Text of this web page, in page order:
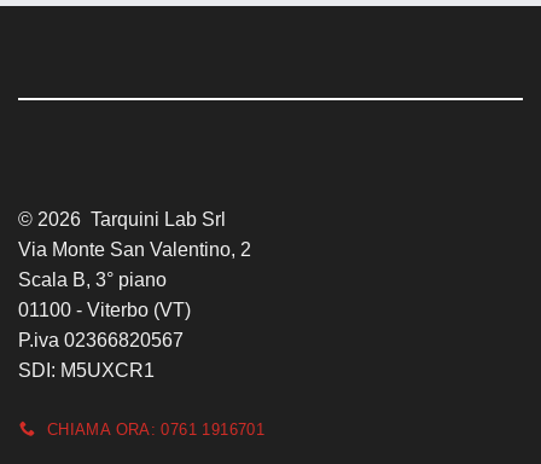
© 2026 Tarquini Lab Srl
Via Monte San Valentino, 2
Scala B, 3° piano
01100 - Viterbo (VT)
P.iva 02366820567
SDI: M5UXCR1
CHIAMA ORA: 0761 1916701